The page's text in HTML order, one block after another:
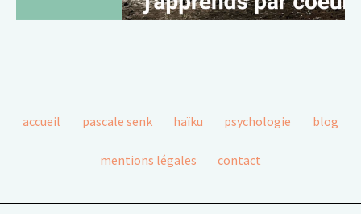
accueil pascale senk haïku psychologie blog
mentions légales contact